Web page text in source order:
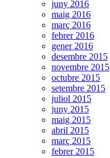
juny 2016
maig 2016
març 2016
febrer 2016
gener 2016
desembre 2015
novembre 2015
octubre 2015
setembre 2015
juliol 2015
juny 2015
maig 2015
abril 2015
març 2015
febrer 2015